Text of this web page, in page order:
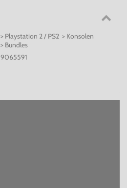
> Playstation 2 / PS2 > Konsolen
> Bundles
9065591